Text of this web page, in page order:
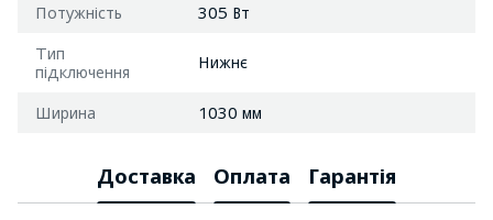
Потужність 305 Вт
Тип
підключення
Нижнє
Ширина 1030 мм
Доставка Оплата Гарантія